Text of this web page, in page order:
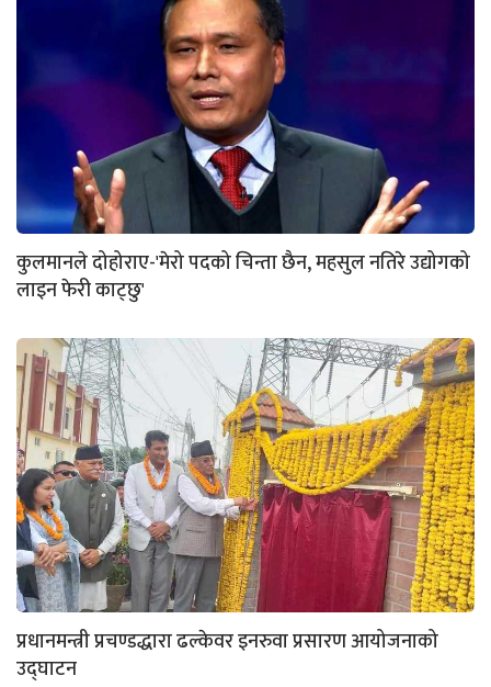
कुलमानले दोहोराए-'मेरो पदको चिन्ता छैन, महसुल नतिरे उद्योगको
लाइन फेरी काट्छु'
प्रधानमन्त्री प्रचण्डद्धारा ढल्केवर इनरुवा प्रसारण आयोजनाको
उद्घाटन